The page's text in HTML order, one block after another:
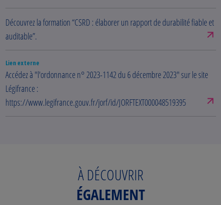
Découvrez la formation “CSRD : élaborer un rapport de durabilité fiable et
auditable”.
Lien externe
Accédez à "l'ordonnance n° 2023-1142 du 6 décembre 2023" sur le site
Légifrance :
https://www.legifrance.gouv.fr/jorf/id/JORFTEXT000048519395
À DÉCOUVRIR
ÉGALEMENT